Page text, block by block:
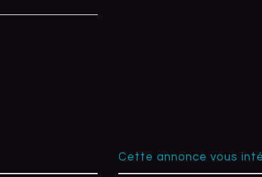
cette annonce vous